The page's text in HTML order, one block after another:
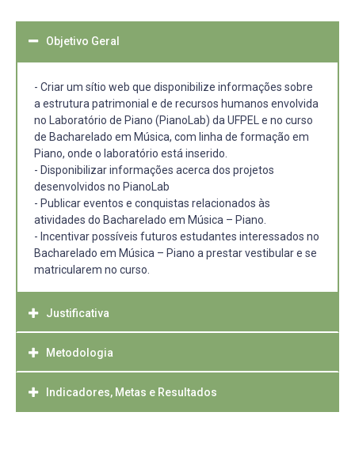
Objetivo Geral
- Criar um sítio web que disponibilize informações sobre
a estrutura patrimonial e de recursos humanos envolvida
no Laboratório de Piano (PianoLab) da UFPEL e no curso
de Bacharelado em Música, com linha de formação em
Piano, onde o laboratório está inserido.
- Disponibilizar informações acerca dos projetos
desenvolvidos no PianoLab
- Publicar eventos e conquistas relacionados às
atividades do Bacharelado em Música – Piano.
- Incentivar possíveis futuros estudantes interessados no
Bacharelado em Música – Piano a prestar vestibular e se
matricularem no curso.
Justificativa
O Bacharelado em Música com linha de formação em
Piano conta com um considerável patrimônio que habilita
o seu funcionamento. No entanto, a baixa procura pelo
Metodologia
- Protocolo de solicitação de um domínio para o site do
PianoLab junto a Pró-Reitoria de Gestão da Informação e
Indicadores, Metas e Resultados